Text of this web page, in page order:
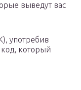
выведут вас
употребив
который